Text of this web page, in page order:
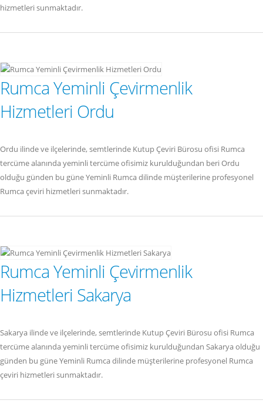
hizmetleri sunmaktadır.
Rumca Yeminli Çevirmenlik
Hizmetleri Ordu
Ordu ilinde ve ilçelerinde, semtlerinde Kutup Çeviri Bürosu ofisi Rumca
tercüme alanında yeminli tercüme ofisimiz kurulduğundan beri Ordu
olduğu günden bu güne Yeminli Rumca dilinde müşterilerine profesyonel
Rumca çeviri hizmetleri sunmaktadır.
Rumca Yeminli Çevirmenlik
Hizmetleri Sakarya
Sakarya ilinde ve ilçelerinde, semtlerinde Kutup Çeviri Bürosu ofisi Rumca
tercüme alanında yeminli tercüme ofisimiz kurulduğundan Sakarya olduğu
günden bu güne Yeminli Rumca dilinde müşterilerine profesyonel Rumca
çeviri hizmetleri sunmaktadır.